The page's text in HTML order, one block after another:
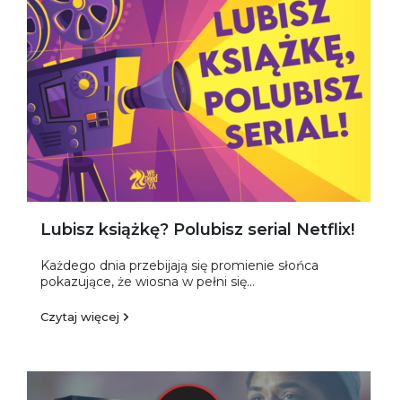
Lubisz książkę? Polubisz serial Netflix!
Każdego dnia przebijają się promienie słońca
pokazujące, że wiosna w pełni się...
Czytaj więcej